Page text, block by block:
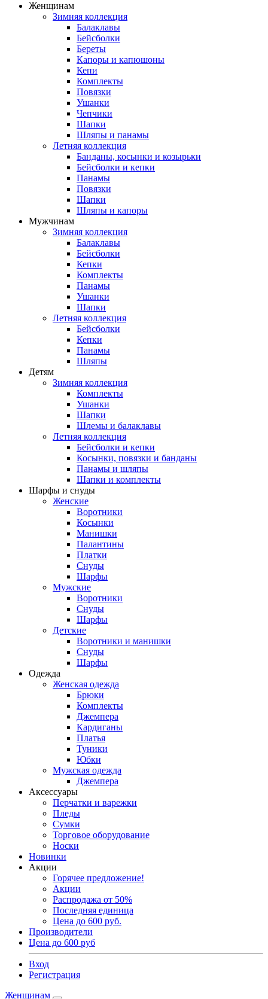
Женщинам
Зимняя коллекция
Балаклавы
Бейсболки
Береты
Капоры и капюшоны
Кепи
Комплекты
Повязки
Ушанки
Чепчики
Шапки
Шляпы и панамы
Летняя коллекция
Банданы, косынки и козырьки
Бейсболки и кепки
Панамы
Повязки
Шапки
Шляпы и капоры
Мужчинам
Зимняя коллекция
Балаклавы
Бейсболки
Кепки
Комплекты
Панамы
Ушанки
Шапки
Летняя коллекция
Бейсболки
Кепки
Панамы
Шляпы
Детям
Зимняя коллекция
Комплекты
Ушанки
Шапки
Шлемы и балаклавы
Летняя коллекция
Бейсболки и кепки
Косынки, повязки и банданы
Панамы и шляпы
Шапки и комплекты
Шарфы и снуды
Женские
Воротники
Косынки
Манишки
Палантины
Платки
Снуды
Шарфы
Мужские
Воротники
Снуды
Шарфы
Детские
Воротники и манишки
Снуды
Шарфы
Одежда
Женская одежда
Брюки
Комплекты
Джемпера
Кардиганы
Платья
Туники
Юбки
Мужская одежда
Джемпера
Аксессуары
Перчатки и варежки
Пледы
Сумки
Торговое оборудование
Носки
Новинки
Акции
Горячее предложение!
Акции
Распродажа от 50%
Последняя единица
Цена до 600 руб.
Производители
Цена до 600 руб
Вход
Регистрация
Женщинам